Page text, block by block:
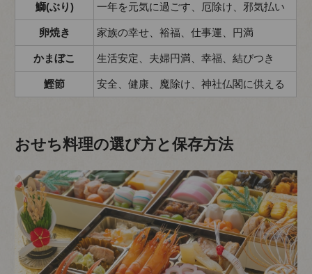
鰤(ぶり) 一年を元気に過ごす、厄除け、邪気払い
卵焼き 家族の幸せ、裕福、仕事運、円満
かまぼこ 生活安定、夫婦円満、幸福、結びつき
鰹節 安全、健康、魔除け、神社仏閣に供える
おせち料理の選び方と保存方法